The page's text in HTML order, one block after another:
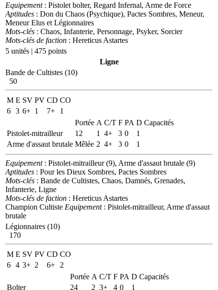
Equipement: Pistolet bolter, Regard Infernal, Arme de Force
Aptitudes : Don du Chaos (Psychique), Pactes Sombres, Meneur,
Meneur Elus et Légionnaires
Mots-clés : Chaos, Infanterie, Personnage, Psyker, Sorcier
Mots-clés de faction : Hereticus Astartes
5 unités | 475 points
Ligne
Bande de Cultistes (10)
50
M E SV PV CD CO
6 3 6+ 1 7+
1
Portée A C/T F PA D Capacités
Pistolet-mitrailleur
12 1 4+ 3 0
1
Arme d'assaut brutale Mêlée 2 4+ 3 0 1
Equipement: Pistolet-mitrailleur (9), Arme d'assaut brutale (9)
Aptitudes : Pour les Dieux Sombres, Pactes Sombres
Mots-clés : Bande de Cultistes, Chaos, Damnés, Grenades,
Infanterie, Ligne
Mots-clés de faction : Hereticus Astartes
Champion Cultiste Equipement: Pistolet-mitrailleur, Arme d'assaut
brutale
Légionnaires (10)
170
M E SV PV CD CO
6 4 3+ 2 6+
2
Portée A C/T F PA D Capacités
Bolter
24 2 3+ 4 0
1